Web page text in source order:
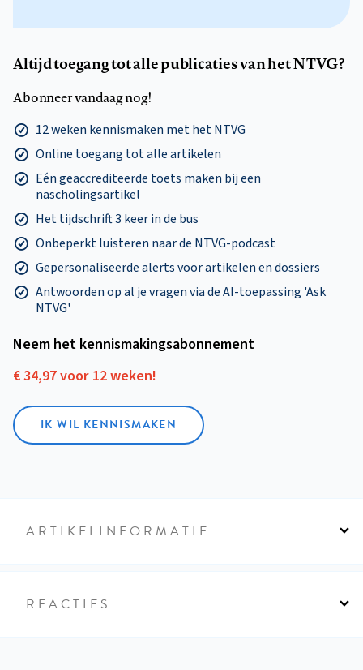
Altijd toegang tot alle publicaties van het NTVG?
Abonneer vandaag nog!
12 weken kennismaken met het NTVG
Online toegang tot alle artikelen
Eén geaccrediteerde toets maken bij een
nascholingsartikel
Het tijdschrift 3 keer in de bus
Onbeperkt luisteren naar de NTVG-podcast
Gepersonaliseerde alerts voor artikelen en dossiers
Antwoorden op al je vragen via de AI-toepassing 'Ask
NTVG'
Neem het kennismakings­abonnement
€ 34,97 voor 12 weken!
IK WIL KENNISMAKEN
ARTIKELINFORMATIE
REACTIES